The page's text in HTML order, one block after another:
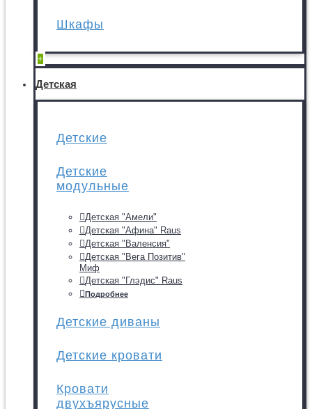
Шкафы
+
Детская
Детские
Детские
модульные
Детская "Амели"
Детская "Афина" Raus
Детская "Валенсия"
Детская "Вега Позитив"
Миф
Детская "Глэдис" Raus
Подробнее
Детские диваны
Детские кровати
Кровати
двухъярусные